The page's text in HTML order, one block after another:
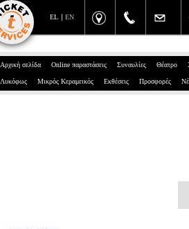
EN
EL
Αρχική σελίδα Online παραστάσεις Συναυλίες Θέατρο
Λυκόφως Μικρός Κεραμεικός Εκθέσεις Προσφορές